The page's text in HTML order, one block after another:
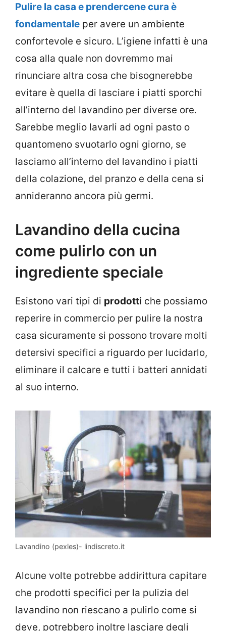
Pulire la casa e prendercene cura è
fondamentale per avere un ambiente
confortevole e sicuro. L’igiene infatti è una
cosa alla quale non dovremmo mai
rinunciare altra cosa che bisognerebbe
evitare è quella di lasciare i piatti sporchi
all’interno del lavandino per diverse ore.
Sarebbe meglio lavarli ad ogni pasto o
quantomeno svuotarlo ogni giorno, se
lasciamo all’interno del lavandino i piatti
della colazione, del pranzo e della cena si
annideranno ancora più germi.
Lavandino della cucina
come pulirlo con un
ingrediente speciale
Esistono vari tipi di prodotti che possiamo
reperire in commercio per pulire la nostra
casa sicuramente si possono trovare molti
detersivi specifici a riguardo per lucidarlo,
eliminare il calcare e tutti i batteri annidati
al suo interno.
Lavandino (pexles)- lindiscreto.it
Alcune volte potrebbe addirittura capitare
che prodotti specifici per la pulizia del
lavandino non riescano a pulirlo come si
deve, potrebbero inoltre lasciare degli